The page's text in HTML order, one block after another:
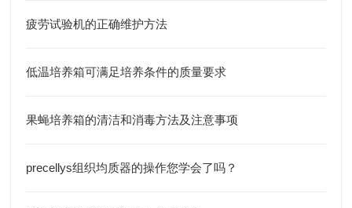
疲劳试验机的正确维护方法
低温培养箱可满足培养条件的质量要求
果蝇培养箱的清洁和消毒方法及注意事项
precellys组织均质器的操作您学会了吗？